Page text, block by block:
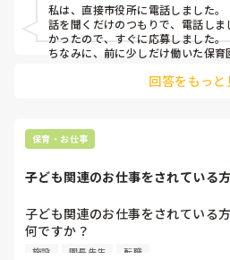
私は、直接市役所に電話しました。
話を聞くだけのつもりで、電話し
かったので、すぐに応募しました。
ちなみに、前に少しだけ働いた保
回答をもっと
保育・お仕事
子ども関連のお仕事をされている
子ども関連のお仕事をされている
何ですか？
施設職種は問いません。
施設 園長先生 転職